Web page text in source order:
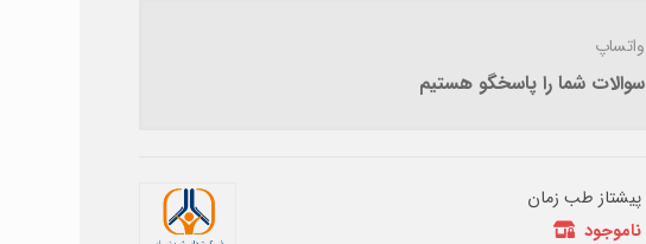
واتساپ
سوالات شما را پاسخگو هستیم
پیشتاز طب زمان
ناموجود